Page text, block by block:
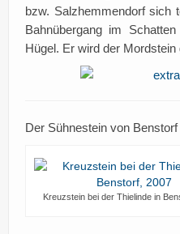
bzw. Salzhemmendorf sich
Bahnübergang im
Hügel. Er wird der Mordstein
Der Sühnestein von Benstorf
Kreuzstein bei der Thielinde in